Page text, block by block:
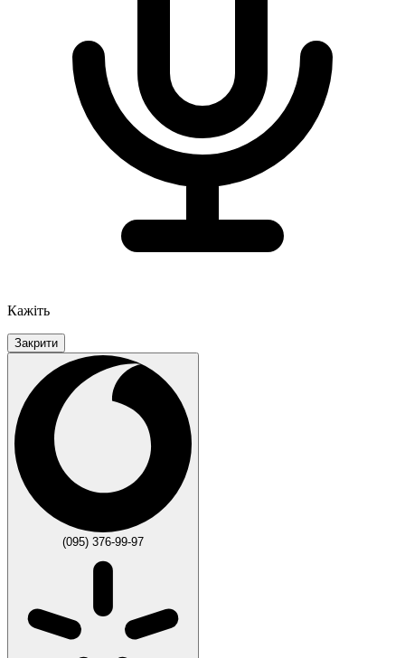
Кажіть
Закрити
(095) 376-99-97